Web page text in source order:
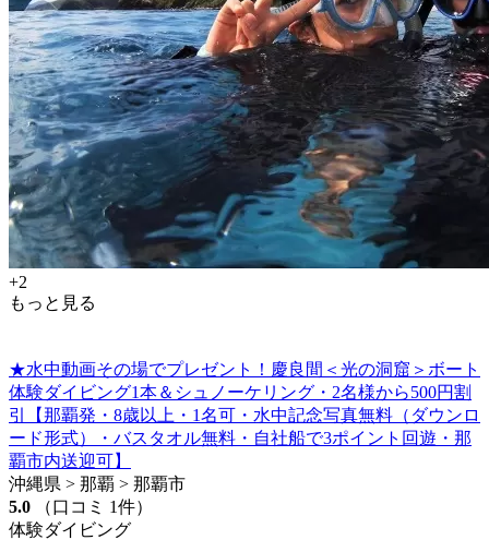
+2
もっと見る
★水中動画その場でプレゼント！慶良間＜光の洞窟＞ボート
体験ダイビング1本＆シュノーケリング・2名様から500円割
引【那覇発・8歳以上・1名可・水中記念写真無料（ダウンロ
ード形式）・バスタオル無料・自社船で3ポイント回遊・那
覇市内送迎可】
沖縄県 > 那覇 > 那覇市
5.0
（口コミ 1件）
体験ダイビング